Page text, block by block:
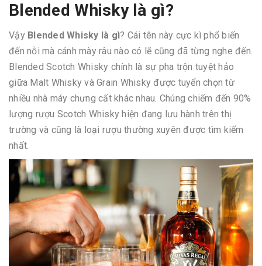
Blended Whisky là gì?
Vậy Blended Whisky là gì? Cái tên này cực kì phổ biến
đến nỗi mà cánh mày râu nào có lẽ cũng đã từng nghe đến.
Blended Scotch Whisky chính là sự pha trộn tuyệt hảo
giữa Malt Whisky và Grain Whisky được tuyển chọn từ
nhiều nhà máy chưng cất khác nhau. Chúng chiếm đến 90%
lượng rượu Scotch Whisky hiện đang lưu hành trên thị
trường và cũng là loại rượu thường xuyên được tìm kiếm
nhất.